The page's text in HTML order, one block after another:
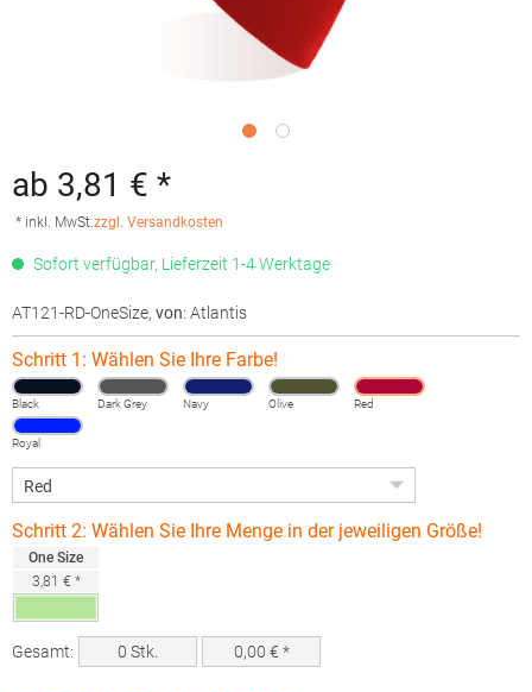
ab 3,81 € *
* inkl. MwSt.zzgl. Versandkosten
Sofort verfügbar, Lieferzeit 1-4 Werktage
AT121-RD-OneSize, von: Atlantis
Schritt 1: Wählen Sie Ihre Farbe!
Black Dark Grey Navy Olive Red
Royal
Schritt 2: Wählen Sie Ihre Menge in der jeweiligen Größe!
One Size
3,81 € *
Gesamt: 0 Stk. 0,00 € *